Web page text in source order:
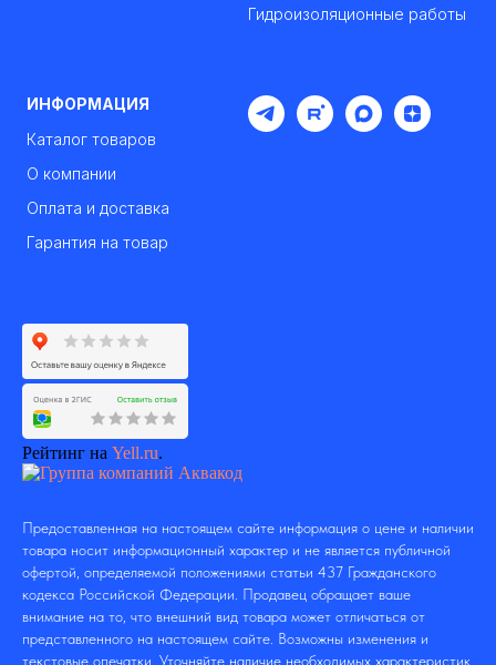
Гидроизоляционные работы
ИНФОРМАЦИЯ
Каталог товаров
О компании
Оплата и доставка
Гарантия на товар
Рейтинг на Yell.ru.
Предоставленная на настоящем сайте информация о цене и наличии
товара носит информационный характер и не является публичной
офертой, определяемой положениями статьи 437 Гражданского
кодекса Российской Федерации. Продавец обращает ваше
внимание на то, что внешний вид товара может отличаться от
представленного на настоящем сайте. Возможны изменения и
текстовые опечатки. Уточняйте наличие необходимых характеристик